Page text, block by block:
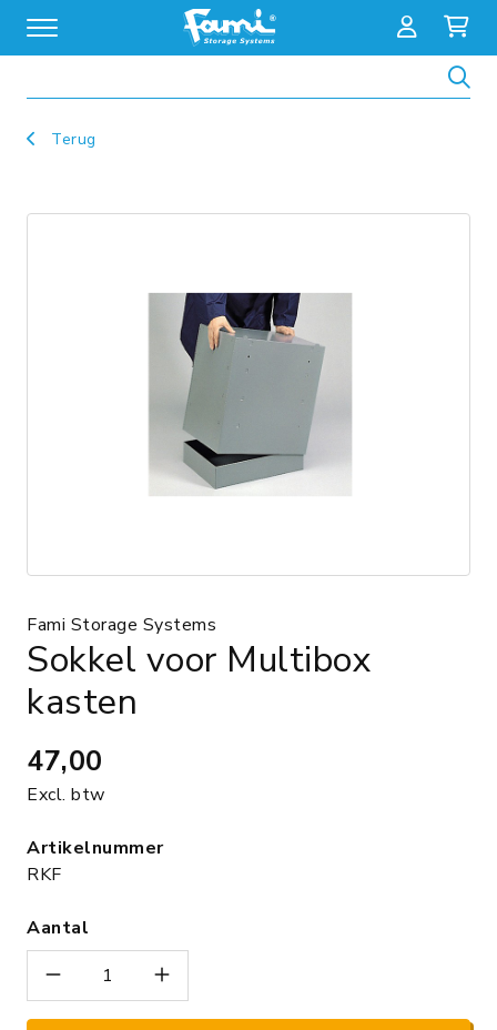
Terug
Fami Storage Systems
Sokkel voor Multibox
kasten
47,00
Excl. btw
Artikelnummer
RKF
Aantal